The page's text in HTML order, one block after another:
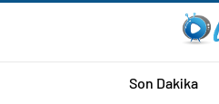
Son Dakika